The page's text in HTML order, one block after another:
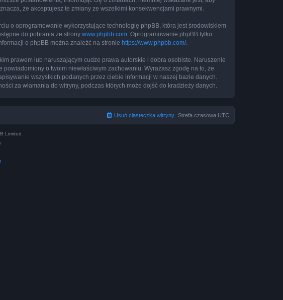
że akceptujesz te zmiany ze wszelkimi konsekwencjami prawnymi.
o oprogramowanie wykorzystujące technologię phpBB, która jest środowiskiem
do pobrania ze strony www.phpbb.com. Oprogramowanie phpBB tylko
o phpBB można znaleźć na stronie https://www.phpbb.com/.
prawem lub naruszającym cudze prawa autorskie i dobra osobiste. Naruszenie
o twoim niewłaściwym zachowaniu. Wyrażasz zgodę na to, że
wszystkich podanych przez ciebie informacji w naszej bazie danych.
za włamania do witryny, podczas których może dojść do kradzieży danych.
Strefa czasowa UTC
Usuń ciasteczka witryny
Limited